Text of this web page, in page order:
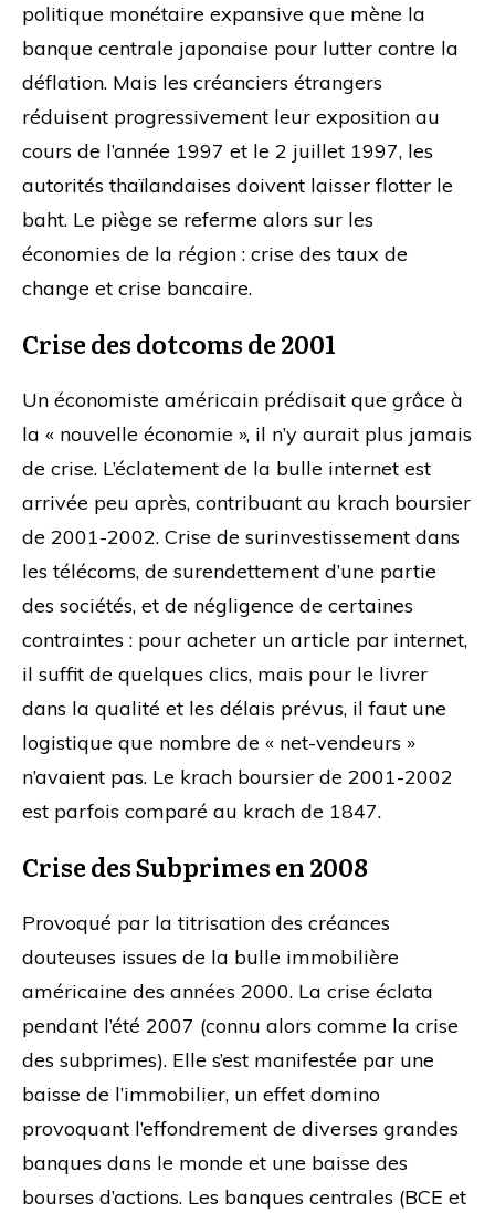
politique monétaire expansive que mène la
banque centrale japonaise pour lutter contre la
déflation. Mais les créanciers étrangers
réduisent progressivement leur exposition au
cours de l’année 1997 et le 2 juillet 1997, les
autorités thaïlandaises doivent laisser flotter le
baht. Le piège se referme alors sur les
économies de la région : crise des taux de
change et crise bancaire.
Crise des dotcoms de 2001
Un économiste américain prédisait que grâce à
la « nouvelle économie », il n’y aurait plus jamais
de crise. L’éclatement de la bulle internet est
arrivée peu après, contribuant au krach boursier
de 2001-2002. Crise de surinvestissement dans
les télécoms, de surendettement d’une partie
des sociétés, et de négligence de certaines
contraintes : pour acheter un article par internet,
il suffit de quelques clics, mais pour le livrer
dans la qualité et les délais prévus, il faut une
logistique que nombre de « net-vendeurs »
n’avaient pas. Le krach boursier de 2001-2002
est parfois comparé au krach de 1847.
Crise des Subprimes en 2008
Provoqué par la titrisation des créances
douteuses issues de la bulle immobilière
américaine des années 2000. La crise éclata
pendant l’été 2007 (connu alors comme la crise
des subprimes). Elle s’est manifestée par une
baisse de l’immobilier, un effet domino
provoquant l’effondrement de diverses grandes
banques dans le monde et une baisse des
bourses d’actions. Les banques centrales (BCE et